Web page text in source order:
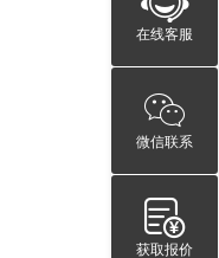
在线客服
微信联系
获取报价